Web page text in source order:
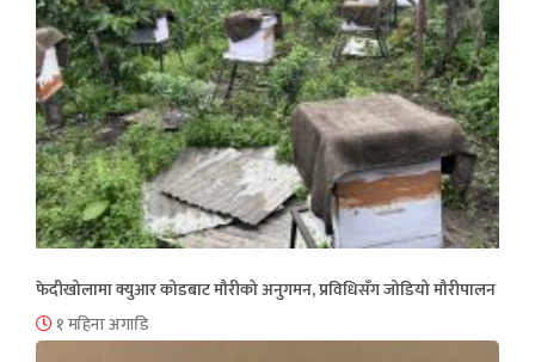
फेदीखोलामा क्युआर कोडबाट मौरीको अनुगमन, प्रविधिसँग जोडियो मौरीपालन
१ महिना अगाडि